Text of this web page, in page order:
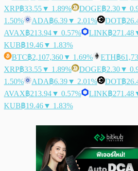
XRP฿33.55▼ 1.89% DOGE฿2.30▼
1.50%
ADA฿6.39▼ 2.01% DOT฿
AVAX฿213.94▼ 0.57% LINK฿271.48
KUB฿19.46▼ 1.83%
BTC฿2,107,360▼ 1.69% ETH฿
XRP฿33.55▼ 1.89% DOGE฿2.30▼
1.50%
ADA฿6.39▼ 2.01% DOT฿
AVAX฿213.94▼ 0.57% LINK฿271.48
KUB฿19.46▼ 1.83%